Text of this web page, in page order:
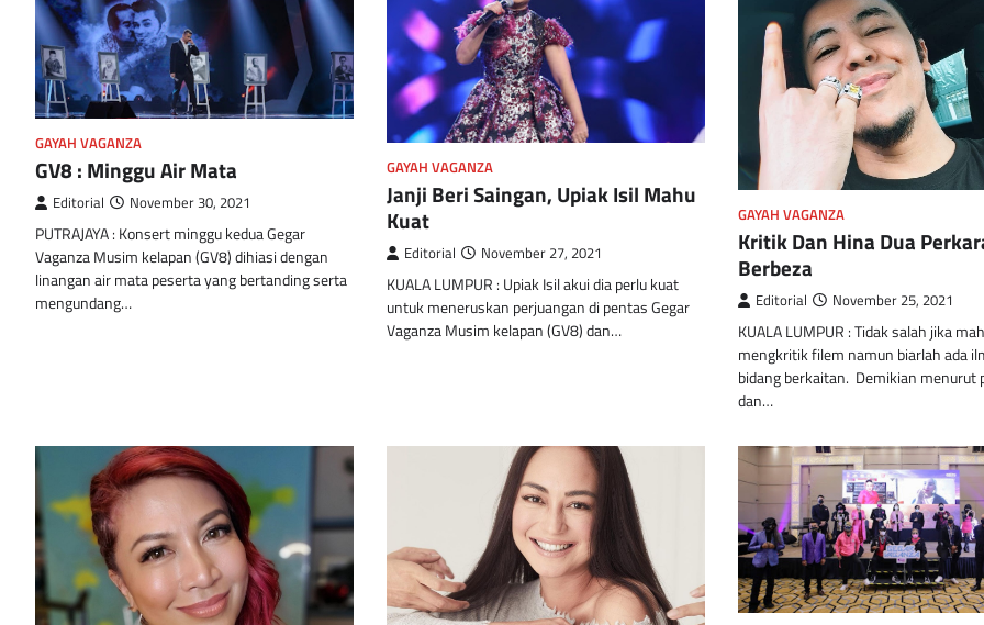
GAYAH VAGANZA
GV8 : Minggu Air Mata
Editorial November 30, 2021
PUTRAJAYA : Konsert minggu kedua Gegar
Vaganza Musim kelapan (GV8) dihiasi dengan
linangan air mata peserta yang bertanding serta
mengundang…
GAYAH VAGANZA
Janji Beri Saingan, Upiak Isil Mahu
Kuat
Editorial November 27, 2021
KUALA LUMPUR : Upiak Isil akui dia perlu kuat
untuk meneruskan perjuangan di pentas Gegar
Vaganza Musim kelapan (GV8) dan…
GAYAH VAGANZA
Kritik Dan Hina Dua
Berbeza
Editorial November 25, 2021
KUALA LUMPUR : Tidak salah jika
mengkritik filem namun biarlah ada
bidang berkaitan. Demikian menurut
dan…